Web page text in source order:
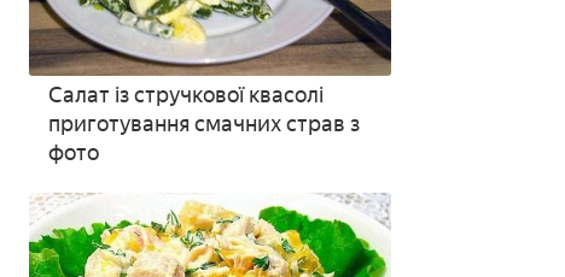
Салат із стручкової квасолі
приготування смачних страв з
фото